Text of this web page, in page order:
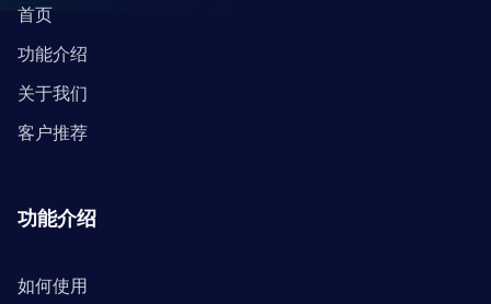
首页
功能介绍
关于我们
客户推荐
功能介绍
如何使用